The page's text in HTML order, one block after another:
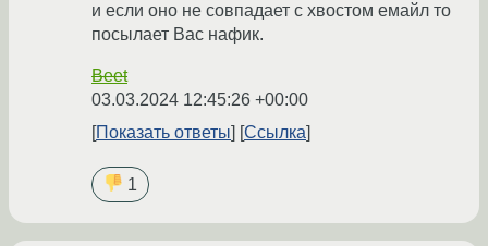
и если оно не совпадает с хвостом емайл то
посылает Вас нафик.
Beet
03.03.2024 12:45:26 +00:00
Показать ответы
Ссылка
1